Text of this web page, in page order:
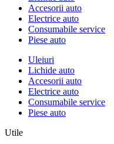
Accesorii auto
Electrice auto
Consumabile service
Piese auto
Uleiuri
Lichide auto
Accesorii auto
Electrice auto
Consumabile service
Piese auto
Utile